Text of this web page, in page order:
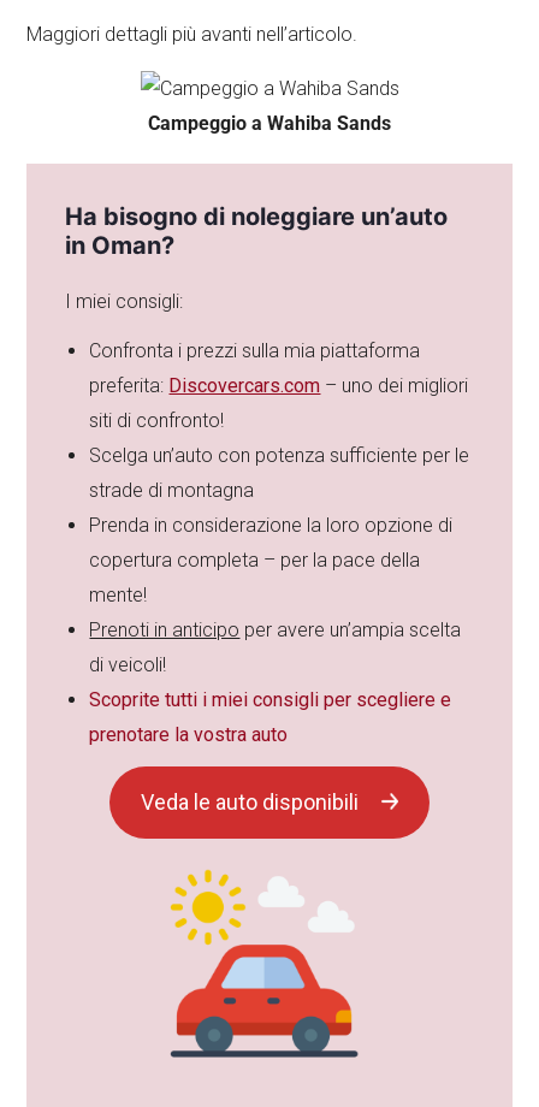
Maggiori dettagli più avanti nell’articolo.
Campeggio a Wahiba Sands
Ha bisogno di noleggiare un’auto
in Oman?
I miei consigli:
Confronta i prezzi sulla mia piattaforma
preferita: Discovercars.com – uno dei migliori
siti di confronto!
Scelga un’auto con potenza sufficiente per le
strade di montagna
Prenda in considerazione la loro opzione di
copertura completa – per la pace della
mente!
Prenoti in anticipo per avere un’ampia scelta
di veicoli!
Scoprite tutti i miei consigli per scegliere e
prenotare la vostra auto
Veda le auto disponibili